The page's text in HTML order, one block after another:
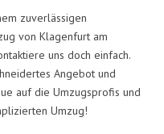
zuverlässigen
von Klagenfurt am
uns doch einfach.
Angebot und
auf die Umzugsprofis und
Umzug!